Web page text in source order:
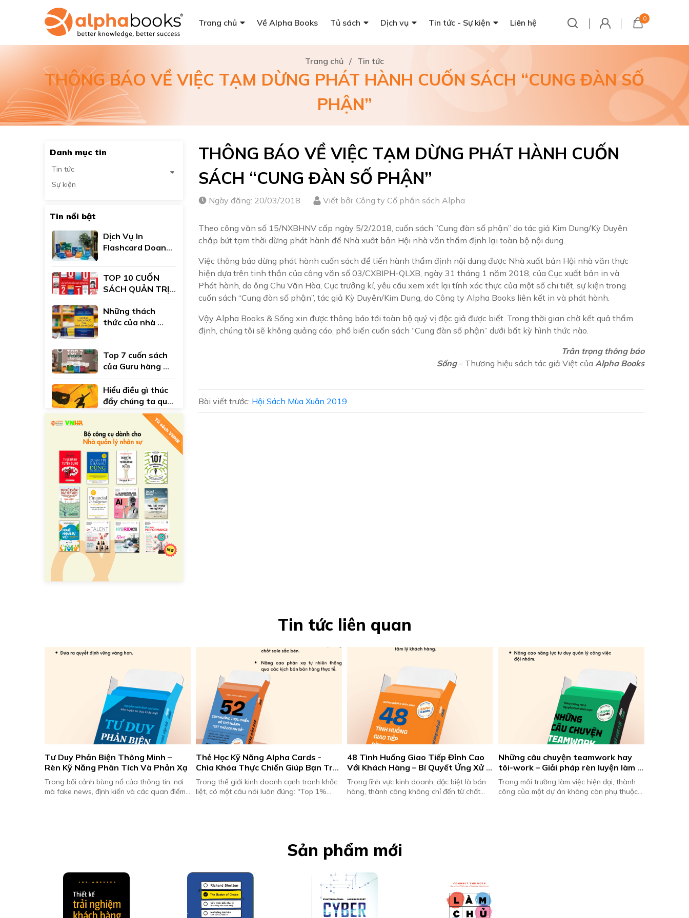
Trang chủ Về Alpha Books Tủ sách Dịch vụ Tin tức - Sự kiện Liên hệ 0
Trang chủ / Tin tức
THÔNG BÁO VỀ VIỆC TẠM DỪNG PHÁT HÀNH CUỐN SÁCH “CUNG ĐÀN SỐ
PHẬN”
THÔNG BÁO VỀ VIỆC TẠM DỪNG PHÁT HÀNH CUỐN
SÁCH “CUNG ĐÀN SỐ PHẬN”
Ngày đăng: 20/03/2018 Viết bởi: Công ty Cổ phần sách Alpha
Theo công văn số 15/NXBHNV cấp ngày 5/2/2018, cuốn sách ”Cung đàn số phận” do tác giả Kim Dung/Kỳ Duyên
chắp bút tạm thời dừng phát hành để Nhà xuất bản Hội nhà văn thẩm định lại toàn bộ nội dung.
Việc thông báo dừng phát hành cuốn sách để tiến hành thẩm định nội dung được Nhà xuất bản Hội nhà văn thực
hiện dựa trên tinh thần của công văn số 03/CXBIPH-QLXB, ngày 31 tháng 1 năm 2018, của Cục xuất bản in và
Phát hành, do ông Chu Văn Hòa, Cục trưởng kí, yêu cầu xem xét lại tính xác thực của một số chi tiết, sự kiện trong
cuốn sách “Cung đàn số phận”, tác giả Kỳ Duyên/Kim Dung, do Công ty Alpha Books liên kết in và phát hành.
Vậy Alpha Books & Sống xin được thông báo tới toàn bộ quý vị độc giả được biết. Trong thời gian chờ kết quả thẩm
định, chúng tôi sẽ không quảng cáo, phổ biến cuốn sách ‘’Cung đàn số phận” dưới bất kỳ hình thức nào.
Trân trọng thông báo
Sống– Thương hiệu sách tác giả Việt của Alpha Books
Bài viết trước: Hội Sách Mùa Xuân 2019
Danh mục tin
Tin tức
Sự kiện
Tin nổi bật
Dịch Vụ In
Flashcard Doanh
Cầu | Tối Ưu Chi
Phí L&D Đào Tạo
Nội Bộ
TOP 10 CUỐN
SÁCH QUẢN TRỊ
BẬT NHẤT THẬP
NIÊN 2010
Những thách
thức của nhà
nghiệm trong
hành trình lãnh
Top 7 cuốn sách
của Guru hàng
nghệ thuật lãnh
đạo - John
C.Maxwell
Hiểu điều gì thúc
đẩy chúng ta qua
cuốn sách của
Daniel H.Pink
Tin tức liên quan
Tư Duy Phản Biện Thông Minh –
Rèn Kỹ Năng Phân Tích Và Phản Xạ
Trong bối cảnh bùng nổ của thông tin, nơi
mà fake news, định kiến và các quan điểm
Thẻ Học Kỹ Năng Alpha Cards -
Chìa Khóa Thực Chiến Giúp Bạn Trở
Thành Sát Thủ Doanh Số
Trong thế giới kinh doanh cạnh tranh khốc
liệt, có một câu nói luôn đúng: "Top 1%
48 Tình Huống Giao Tiếp Đỉnh Cao
Với Khách Hàng – Bí Quyết Ứng Xử
Của Dân Sale
Trong lĩnh vực kinh doanh, đặc biệt là bán
hàng, thành công không chỉ đến từ chất
Những câu chuyện teamwork hay
tôi-work – Giải pháp rèn luyện làm
việc nhóm
Trong môi trường làm việc hiện đại, thành
công của một dự án không còn phụ thuộc
Sản phẩm mới